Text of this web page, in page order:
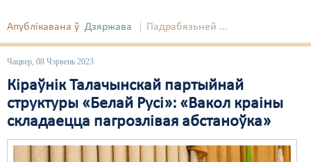
Апублікавана ў Дзяржава Падрабязьней ...
Чацвер, 08 Чэрвень 2023
Кіраўнік Талачынскай партыйнай
структуры «Белай Русі»: «Вакол краіны
складаецца пагрозлівая абстаноўка»
Свабода сумленьня
Суд
Сьмяротнае пакараньне